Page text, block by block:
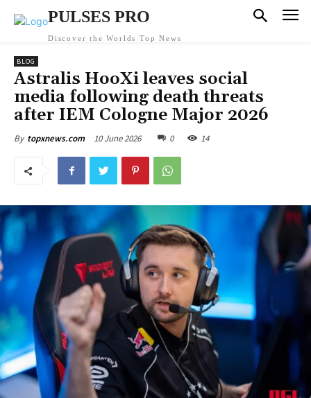
PULSES PRO
Discover the Worlds Top News
BLOG
Astralis HooXi leaves social
media following death threats
after IEM Cologne Major 2026
By topxnews.com 10 June 2026 0 14